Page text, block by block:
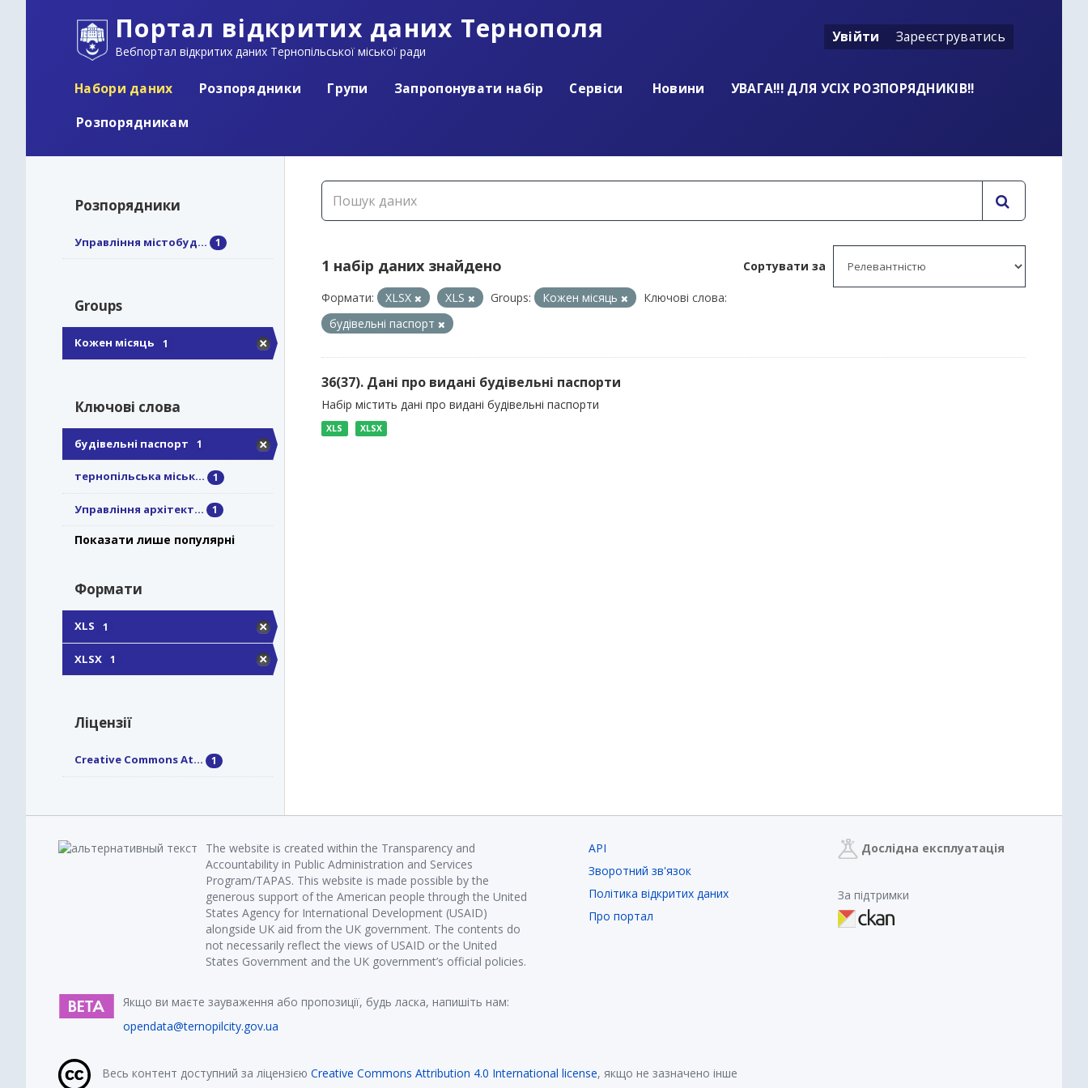
Портал відкритих даних Тернополя
Вебпортал відкритих даних Тернопільської міської ради
Увійти Зареєструватись
Набори даних Розпорядники Групи Запропонувати набір Сервіси Новини
УВАГА!!! ДЛЯ УСІХ РОЗПОРЯДНИКІВ!!
Розпорядникам
Розпорядники
Управління містобуд... 1
Groups
Кожен місяць 1
Ключові слова
будівельні паспорт 1
тернопільська міськ... 1
Управління архітект... 1
Показати лише популярні
Формати
XLS 1
XLSX 1
Ліцензії
Creative Commons At... 1
Сортувати за
1 набір даних знайдено
Формати: XLSX XLS Groups: Кожен місяць
Ключові слова:
будівельні паспорт
36(37). Дані про видані будівельні паспорти
Набір містить дані про видані будівельні паспорти
XLS XLSX
The website is created within the Transparency and
Accountability in Public Administration and Services
Program/TAPAS. This website is made possible by the
generous support of the American people through the United
States Agency for International Development (USAID)
alongside UK aid from the UK government. The contents do
not necessarily reflect the views of USAID or the United
States Government and the UK government’s official policies.
Якщо ви маєте зауваження або пропозиції, будь ласка, напишіть нам:
opendata@ternopilcity.gov.ua
API
Зворотний зв'язок
Політика відкритих даних
Про портал
Дослідна експлуатація
За підтримки
Весь контент доступний за ліцензією Creative Commons Attribution 4.0 International license, якщо не зазначено інше